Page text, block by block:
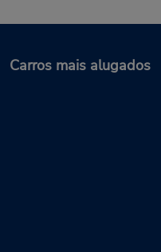
Carros mais alugados